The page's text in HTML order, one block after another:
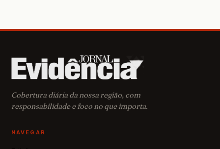
incentiva
garantam
saúde,
educação,
acolhimento
às crianças
Cobertura diária da nossa região, com
responsabilidade e foco no que importa.
NAVEGAR